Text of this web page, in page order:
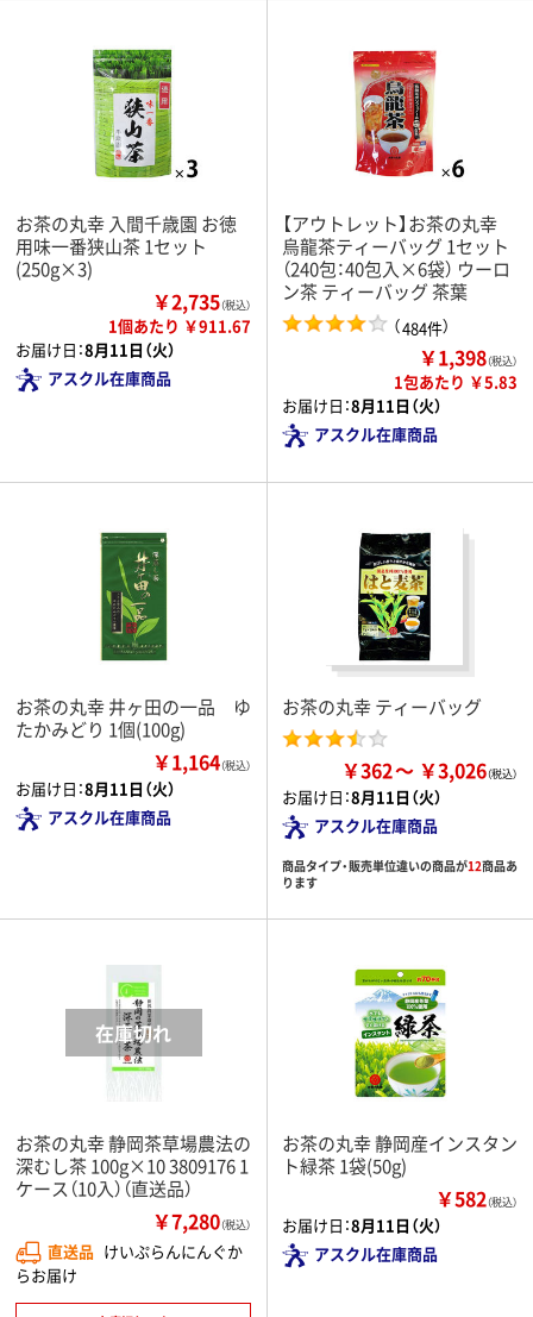
お茶の丸幸 入間千歳園 お徳
用味一番狭山茶 1セット
(250g×3)
￥2,735（税込）
1個あたり ￥911.67
お届け日：8月11日（火）
アスクル在庫商品
【アウトレット】お茶の丸幸
烏龍茶ティーバッグ 1セット
（240包：40包入×6袋） ウーロ
ン茶 ティーバッグ 茶葉
（484件）
￥1,398（税込）
1包あたり ￥5.83
お届け日：8月11日（火）
アスクル在庫商品
お茶の丸幸 井ヶ田の一品 ゆ
たかみどり 1個(100g)
￥1,164（税込）
お届け日：8月11日（火）
アスクル在庫商品
お茶の丸幸 ティーバッグ
￥362 ￥3,026
お届け日：8月11日（火）
アスクル在庫商品
商品タイプ・販売単位違いの商品が12商品あ
ります
お茶の丸幸 静岡茶草場農法の
深むし茶 100g×10 3809176 1
ケース（10入）（直送品）
￥7,280（税込）
直送品 けいぷらんにんぐか
らお届け
お茶の丸幸 静岡産インスタン
ト緑茶 1袋(50g)
￥582（税込）
お届け日：8月11日（火）
アスクル在庫商品